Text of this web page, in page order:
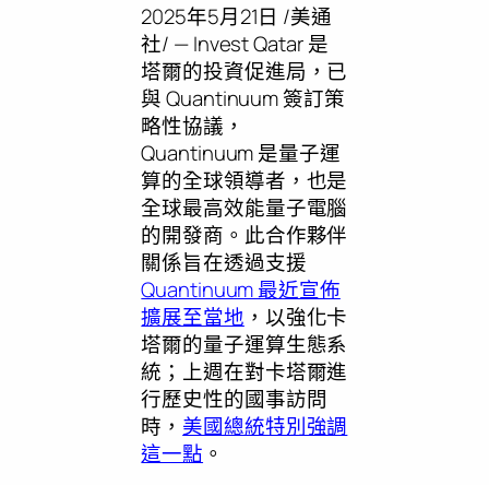
2025年5月21日 /美通
社/ — InvestQatar是
塔爾的投資促進局，已
與 Quantinuum 簽訂策
略性協議，
Quantinuum 是量子運
算的全球領導者，也是
全球最高效能量子電腦
的開發商。此合作夥伴
關係旨在透過支援
Quantinuum 最近宣佈
擴展至當地 ，以強化卡
塔爾的量子運算生態系
統；上週在對卡塔爾進
行歷史性的國事訪問
時， 美國總統特別強調
這一點 。